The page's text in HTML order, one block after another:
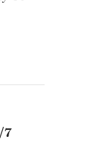
7